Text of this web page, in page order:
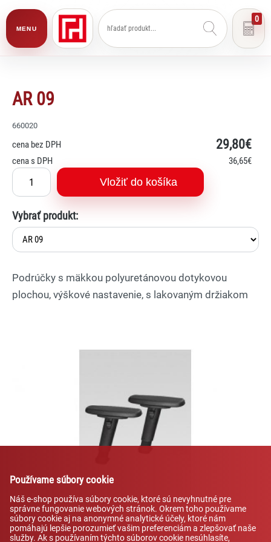
MENU
0
AR 09
660020
cena bez DPH 29,80€
cena s DPH 36,65€
Vložiť do košíka
Vybrať produkt:
Podrúčky s mäkkou polyuretánovou dotykovou
plochou, výškové nastavenie, s lakovaným držiakom
Používame súbory cookie
Náš e-shop používa súbory cookie, ktoré sú nevyhnutné pre
správne fungovanie webových stránok. Okrem toho používame
súbory cookie aj na anonymné analytické účely, ktoré nám
pomáhajú lepšie porozumieť vašim preferenciám a zlepšovať naše
služby. Ak s používaním týchto súborov cookie nesúhlasíte,
vybavenie tried